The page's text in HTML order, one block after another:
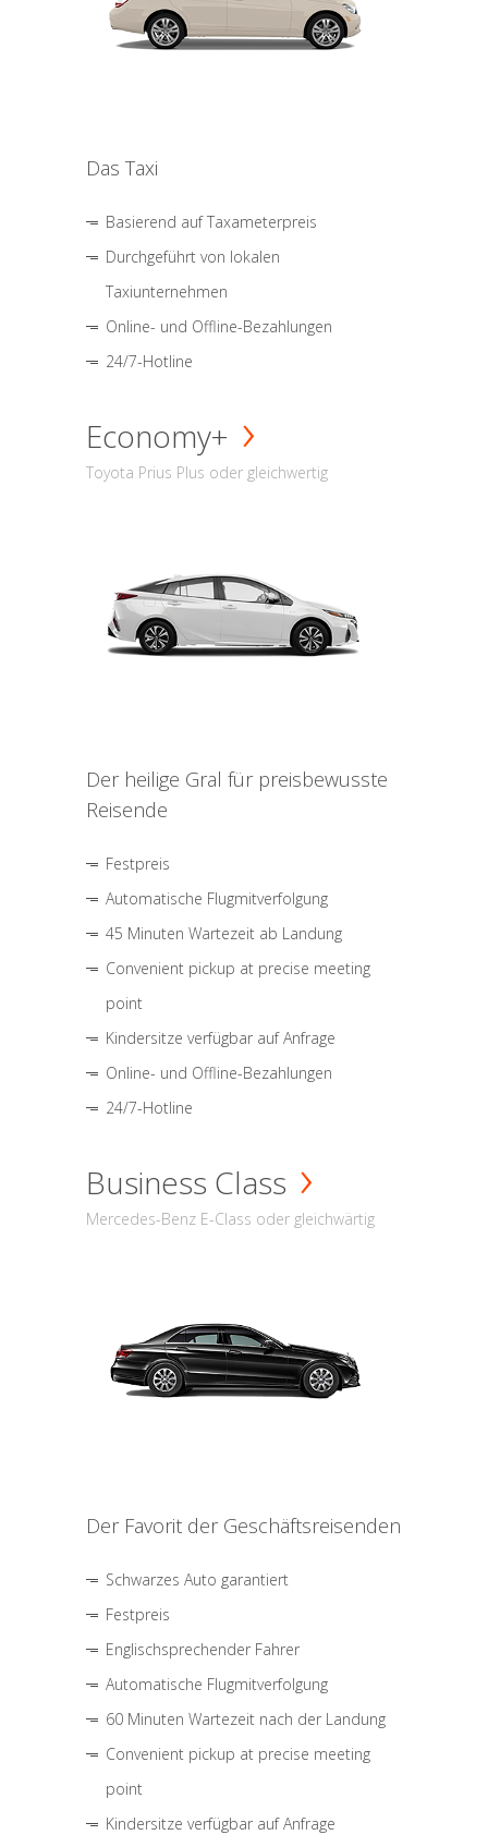
Das Taxi
Basierend auf Taxameterpreis
Durchgeführt von lokalen
Taxiunternehmen
Online- und Offline-Bezahlungen
24/7-Hotline
Economy+
Toyota Prius Plus oder gleichwertig
Der heilige Gral für preisbewusste
Reisende
Festpreis
Automatische Flugmitverfolgung
45 Minuten Wartezeit ab Landung
Convenient pickup at precise meeting
point
Kindersitze verfügbar auf Anfrage
Online- und Offline-Bezahlungen
24/7-Hotline
Business Class
Mercedes-Benz E-Class oder gleichwärtig
Der Favorit der Geschäftsreisenden
Schwarzes Auto garantiert
Festpreis
Englischsprechender Fahrer
Automatische Flugmitverfolgung
60 Minuten Wartezeit nach der Landung
Convenient pickup at precise meeting
point
Kindersitze verfügbar auf Anfrage